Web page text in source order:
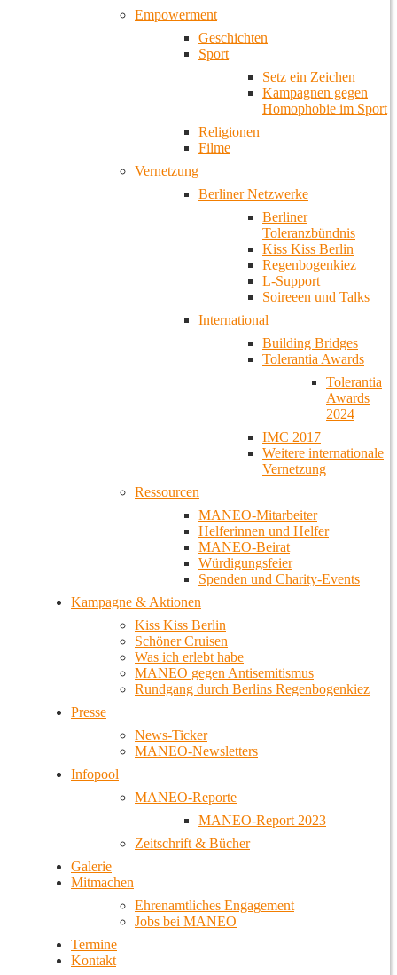
Empowerment
Geschichten
Sport
Setz ein Zeichen
Kampagnen gegen
Homophobie im Sport
Religionen
Filme
Vernetzung
Berliner Netzwerke
Berliner
Toleranzbündnis
Kiss Kiss Berlin
Regenbogenkiez
L-Support
Soireeen und Talks
International
Building Bridges
Tolerantia Awards
Tolerantia
Awards
2024
IMC 2017
Weitere internationale
Vernetzung
Ressourcen
MANEO-Mitarbeiter
Helferinnen und Helfer
MANEO-Beirat
Würdigungsfeier
Spenden und Charity-Events
Kampagne & Aktionen
Kiss Kiss Berlin
Schöner Cruisen
Was ich erlebt habe
MANEO gegen Antisemitismus
Rundgang durch Berlins Regenbogenkiez
Presse
News-Ticker
MANEO-Newsletters
Infopool
MANEO-Reporte
MANEO-Report 2023
Zeitschrift & Bücher
Galerie
Mitmachen
Ehrenamtliches Engagement
Jobs bei MANEO
Termine
Kontakt